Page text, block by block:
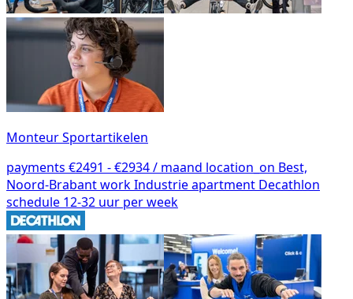
Monteur Sportartikelen
payments €2491 - €2934 / maand location_on Best,
Noord-BrabantworkIndustrieapartment Decathlon
schedule 12-32 uur per week